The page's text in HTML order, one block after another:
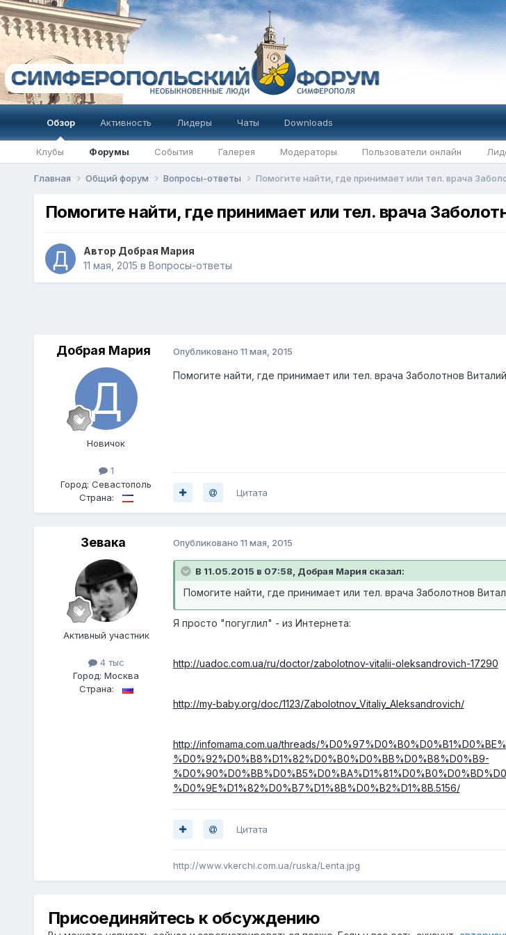
Обзор
Клубы Форумы События Галерея Модераторы Пользователи онлайн
Активность Лидеры Чаты Downloads
Главная Общий форум Вопросы-ответы Помогите найти, где принимает или тел. врача
Помогите найти, где принимает или тел. врача
Автор Добрая Мария
11 мая, 2015 в Вопросы-ответы
Добрая Мария
Новичок
1
Город:Севастополь
Страна:
Опубликовано 11 мая, 2015
Помогите найти, где принимает или тел. врача Заболотнов
Цитата
Зевака
Активный участник
4 тыс
Город:Москва
Страна:
Опубликовано 11 мая, 2015
В 11.05.2015 в 07:58, Добрая Мария сказал:
Помогите найти, где принимает или тел. врача Заболотнов
Я просто "погуглил" - из Интернета:
http://uadoc.com.ua/ru/doctor/zabolotnov-vitalii-oleksandrovich-17290
http://my-baby.org/doc/1123/Zabolotnov_Vitaliy_Aleksandrovich/
http://infomama.com.ua/threads/
%D0%92%D0%B8%D1%82%D0%B0%D0%BB%D0%B8%D0%B9-
%D0%9E%D1%82%D0%B7%D1%8B%D0%B2%D1%8B.5156/
Цитата
http://www.vkerchi.com.ua/ruska/Lenta.jpg
Присоединяйтесь к обсуждению